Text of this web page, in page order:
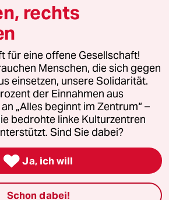
Vertriebs GmbH
rechtlichen Fragen oder für Genehmigungen
lizenzen@taz.de
Kommune-Richtlinien
Datenschutz Impressum AGB
widerrufen (Ads)
rechts
für eine offene Gesellschaft!
Menschen, die sich gegen
einsetzen, unsere Solidarität.
der Einnahmen aus
„Alles beginnt im Zentrum“ –
bedrohte linke Kulturzentren
Sind Sie dabei?
 Ja, ich will
Schon dabei!